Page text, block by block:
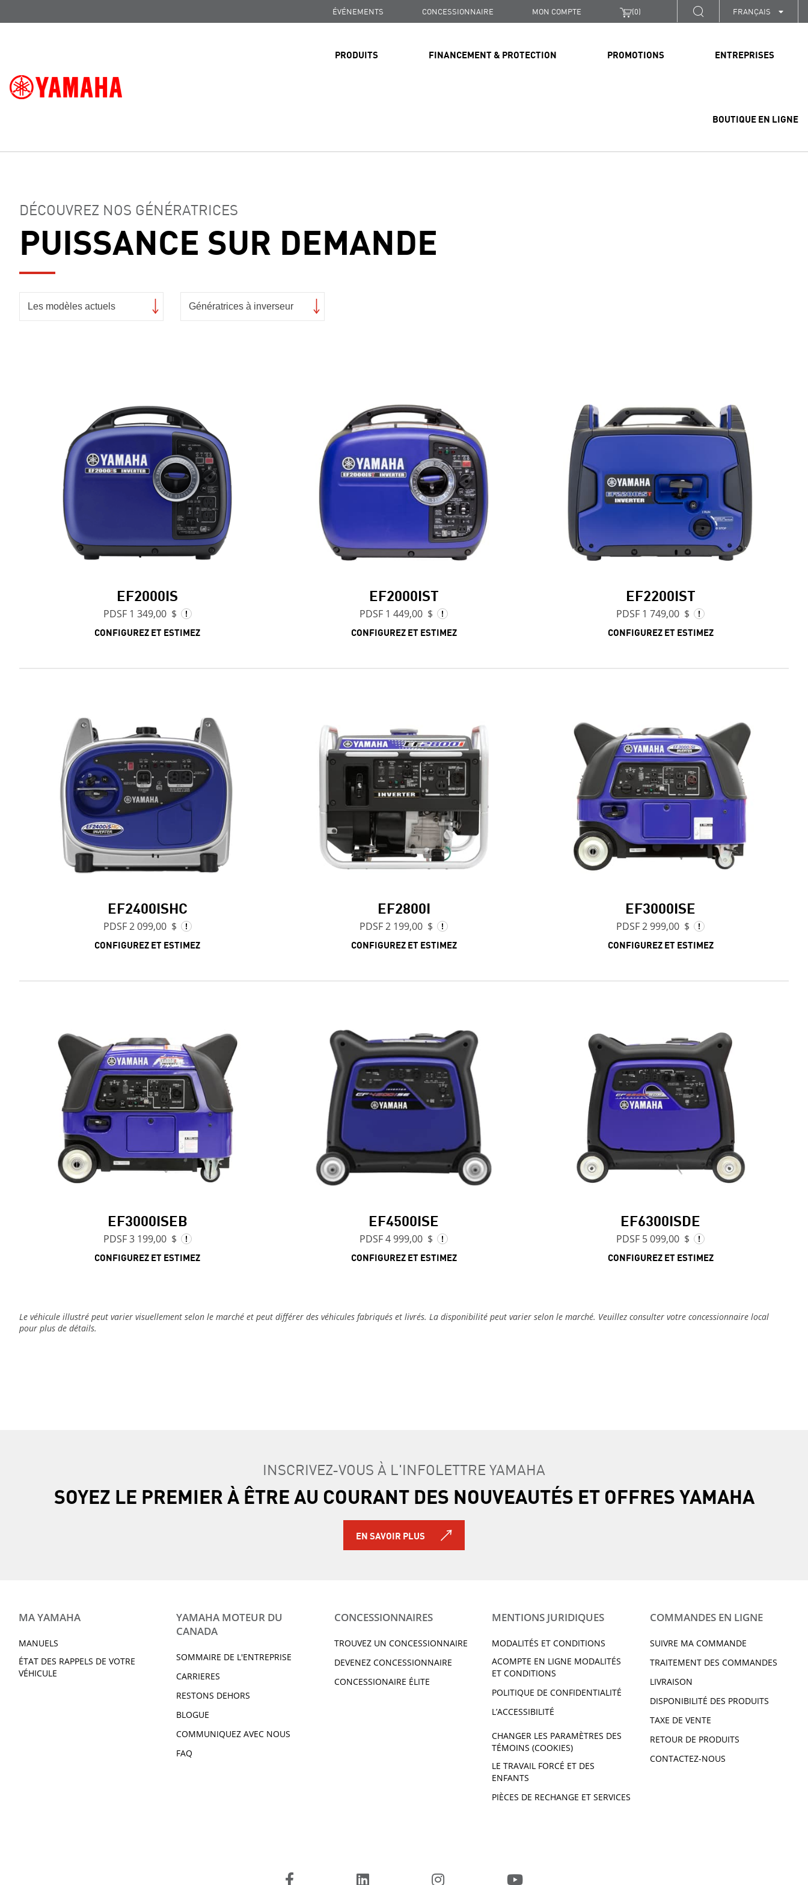
ÉVÉNEMENTS CONCESSIONNAIRE MON COMPTE (0) FRANÇAIS
PRODUITS FINANCEMENT & PROTECTION PROMOTIONS ENTREPRISES
BOUTIQUE EN LIGNE
DÉCOUVREZ NOS GÉNÉRATRICES
PUISSANCE SUR DEMANDE
EF2000IS
PDSF 1 349,00 $
CONFIGUREZ ET ESTIMEZ
EF2000IST
PDSF 1 449,00 $
CONFIGUREZ ET ESTIMEZ
EF2200IST
PDSF 1 749,00 $
CONFIGUREZ ET ESTIMEZ
EF2400ISHC
PDSF 2 099,00 $
CONFIGUREZ ET ESTIMEZ
EF2800I
PDSF 2 199,00 $
CONFIGUREZ ET ESTIMEZ
EF3000ISE
PDSF 2 999,00 $
CONFIGUREZ ET ESTIMEZ
EF3000ISEB
PDSF 3 199,00 $
CONFIGUREZ ET ESTIMEZ
EF4500ISE
PDSF 4 999,00 $
CONFIGUREZ ET ESTIMEZ
EF6300ISDE
PDSF 5 099,00 $
CONFIGUREZ ET ESTIMEZ
Le véhicule illustré peut varier visuellement selon le marché et peut différer des véhicules fabriqués et livrés. La disponibilité peut varier selon le marché. Veuillez consulter votre concessionnaire local
pour plus de détails.
INSCRIVEZ-VOUS À L'INFOLETTRE YAMAHA
SOYEZ LE PREMIER À ÊTRE AU COURANT DES NOUVEAUTÉS ET OFFRES YAMAHA
EN SAVOIR PLUS
MA YAMAHA
MANUELS
ÉTAT DES RAPPELS DE VOTRE
VÉHICULE
YAMAHA MOTEUR DU
CANADA
SOMMAIRE DE L'ENTREPRISE
CARRIERES
RESTONS DEHORS
BLOGUE
COMMUNIQUEZ AVEC NOUS
FAQ
CONCESSIONNAIRES
TROUVEZ UN CONCESSIONNAIRE
DEVENEZ CONCESSIONNAIRE
CONCESSIONAIRE ÉLITE
MENTIONS JURIDIQUES
MODALITÉS ET CONDITIONS
ACOMPTE EN LIGNE MODALITÉS
ET CONDITIONS
POLITIQUE DE CONFIDENTIALITÉ
L’ACCESSIBILITÉ
CHANGER LES PARAMÈTRES DES
TÉMOINS (COOKIES)
LE TRAVAIL FORCÉ ET DES
ENFANTS
PIÈCES DE RECHANGE ET SERVICES
COMMANDES EN LIGNE
SUIVRE MA COMMANDE
TRAITEMENT DES COMMANDES
LIVRAISON
DISPONIBILITÉ DES PRODUITS
TAXE DE VENTE
RETOUR DE PRODUITS
CONTACTEZ-NOUS